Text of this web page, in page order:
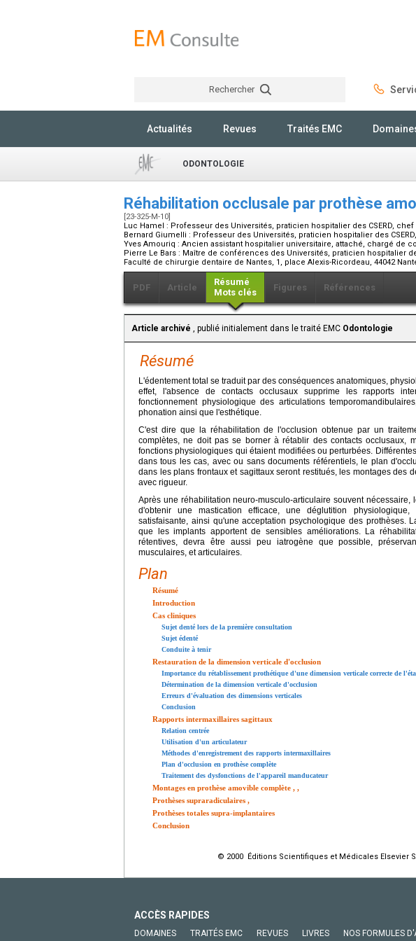
Rechercher
Actualités Revues Traités EMC
ODONTOLOGIE
Réhabilitation occlusale par prothèse
[23-325-M-10]
Luc Hamel : Professeur des Universités, praticien hospitalier des CSERD,
Bernard Giumelli : Professeur des Universités, praticien hospitalier des
Yves Amouriq : Ancien assistant hospitalier universitaire, attaché, chargé de
Pierre Le Bars : Maître de conférences des Universités, praticien hospitalier
Faculté de chirurgie dentaire de Nantes, 1, place Alexis-Ricordeau, 44042
PDF Article
Résumé
Mots clés
Figures Références
Article archivé , publié initialement dans le traité EMC Odontologie
Résumé
L'édentement total se traduit par des conséquences anatomiques,
effet, l'absence de contacts occlusaux supprime les rapports
fonctionnement physiologique des articulations
phonation ainsi que l'esthétique.
C'est dire que la réhabilitation de l'occlusion obtenue par un
complètes, ne doit pas se borner à rétablir des contacts occlusaux,
fonctions physiologiques qui étaient modifiées ou perturbées.
dans tous les cas, avec ou sans documents référentiels, le plan
dans les plans frontaux et sagittaux seront restitués, les montages des
avec rigueur.
Après une réhabilitation neuro-musculo-articulaire souvent nécessaire,
d'obtenir une mastication efficace, une déglutition
satisfaisante, ainsi qu'une acceptation psychologique des prothèses.
que les implants apportent de sensibles améliorations. La
rétentives, devra être aussi peu iatrogène que possible,
musculaires, et articulaires.
Plan
Résumé
Introduction
Cas cliniques
Sujet denté lors de la première consultation
Sujet édenté
Conduite à tenir
Restauration de la dimension verticale d'occlusion
Importance du rétablissement prothétique d'une dimension verticale correcte de
Détermination de la dimension verticale d'occlusion
Erreurs d'évaluation des dimensions verticales
Conclusion
Rapports intermaxillaires sagittaux
Relation centrée
Utilisation d'un articulateur
Méthodes d'enregistrement des rapports intermaxillaires
Plan d'occlusion en prothèse complète
Traitement des dysfonctions de l'appareil manducateur
Montages en prothèse amovible complète , ,
Prothèses supraradiculaires ,
Prothèses totales supra-implantaires
Conclusion
© 2000 Éditions Scientifiques et Médicales Elsevier
ACCÈS RAPIDES
DOMAINES TRAITÉS EMC REVUES LIVRES NOS FORMULES